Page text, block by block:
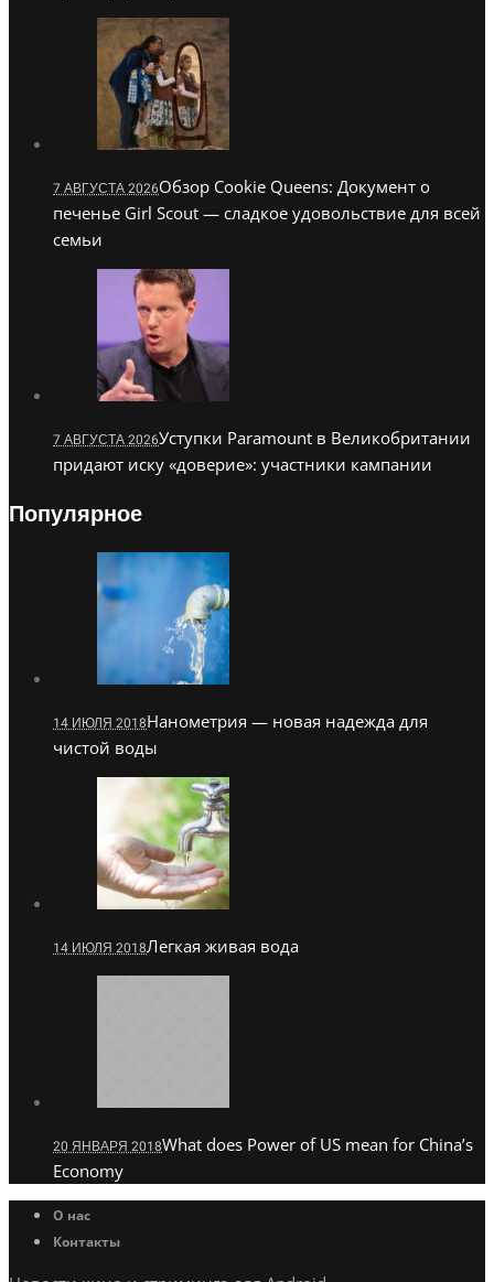
7 АВГУСТА 2026Обзор Cookie Queens: Документ о
печенье Girl Scout — сладкое удовольствие для всей
семьи
7 АВГУСТА 2026Уступки Paramount в Великобритании
придают иску «доверие»: участники кампании
Популярное
14 ИЮЛЯ 2018Нанометрия — новая надежда для
чистой воды
14 ИЮЛЯ 2018Легкая живая вода
20 ЯНВАРЯ 2018What does Power of US mean for China’s
Economy
О нас
Контакты